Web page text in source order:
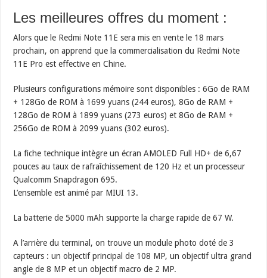
Les meilleures offres du moment :
Alors que le Redmi Note 11E sera mis en vente le 18 mars
prochain, on apprend que la commercialisation du Redmi Note
11E Pro est effective en Chine.
Plusieurs configurations mémoire sont disponibles : 6Go de RAM
+ 128Go de ROM à 1699 yuans (244 euros), 8Go de RAM +
128Go de ROM à 1899 yuans (273 euros) et 8Go de RAM +
256Go de ROM à 2099 yuans (302 euros).
La fiche technique intègre un écran AMOLED Full HD+ de 6,67
pouces au taux de rafraîchissement de 120 Hz et un processeur
Qualcomm Snapdragon 695.
L’ensemble est animé par MIUI 13.
La batterie de 5000 mAh supporte la charge rapide de 67 W.
A l’arrière du terminal, on trouve un module photo doté de 3
capteurs : un objectif principal de 108 MP, un objectif ultra grand
angle de 8 MP et un objectif macro de 2 MP.